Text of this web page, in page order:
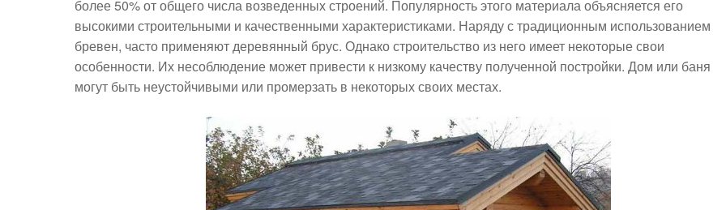
более 50% от общего числа возведенных строений. Популярность этого материала объясняется его
высокими строительными и качественными характеристиками. Наряду с традиционным использованием
бревен, часто применяют деревянный брус. Однако строительство из него имеет некоторые свои
особенности. Их несоблюдение может привести к низкому качеству полученной постройки. Дом или баня
могут быть неустойчивыми или промерзать в некоторых своих местах.